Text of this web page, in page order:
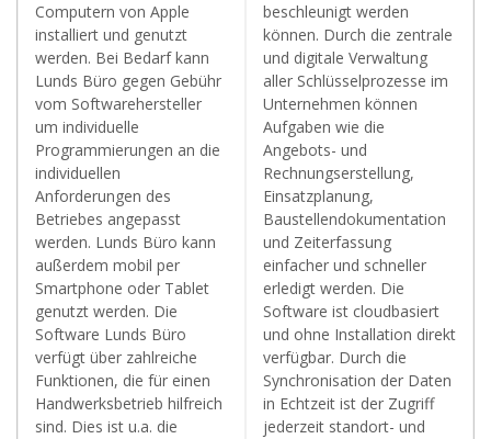
Computern von Apple
installiert und genutzt
werden. Bei Bedarf kann
Lunds Büro gegen Gebühr
vom Softwarehersteller
um individuelle
Programmierungen an die
individuellen
Anforderungen des
Betriebes angepasst
werden. Lunds Büro kann
außerdem mobil per
Smartphone oder Tablet
genutzt werden. Die
Software Lunds Büro
verfügt über zahlreiche
Funktionen, die für einen
Handwerksbetrieb hilfreich
sind. Dies ist u.a. die
beschleunigt werden
können. Durch die zentrale
und digitale Verwaltung
aller Schlüsselprozesse im
Unternehmen können
Aufgaben wie die
Angebots- und
Rechnungserstellung,
Einsatzplanung,
Baustellendokumentation
und Zeiterfassung
einfacher und schneller
erledigt werden. Die
Software ist cloudbasiert
und ohne Installation direkt
verfügbar. Durch die
Synchronisation der Daten
in Echtzeit ist der Zugriff
jederzeit standort- und